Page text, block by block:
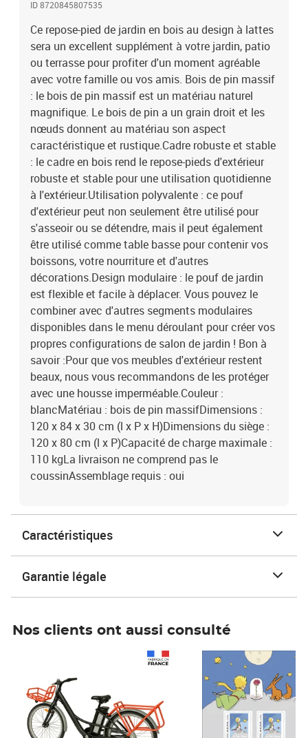
créer vos propres configurations de salon de jardin ! Bon à savoir
:Pour que vos meubles d'extérieur restent beaux, nous vous
recommandons de les protéger avec une housse
imperméable.Couleur : blancMatériau : bois de pin
massifDimensions : 120 x 84 x 30 cm (l x P x H)Dimensions du
siège : 120 x 80 cm (l x P)Capacité de charge maximale : 110 kgLa
livraison ne comprend pas le coussinAssemblage requis : oui
ID 8720845807535
Ce repose-pied de jardin en bois au design à lattes
sera un excellent supplément à votre jardin, patio
ou terrasse pour profiter d'un moment agréable
avec votre famille ou vos amis. Bois de pin massif
: le bois de pin massif est un matériau naturel
magnifique. Le bois de pin a un grain droit et les
nœuds donnent au matériau son aspect
caractéristique et rustique.Cadre robuste et stable
: le cadre en bois rend le repose-pieds d'extérieur
robuste et stable pour une utilisation quotidienne
à l'extérieur.Utilisation polyvalente : ce pouf
d'extérieur peut non seulement être utilisé pour
s'asseoir ou se détendre, mais il peut également
être utilisé comme table basse pour contenir vos
boissons, votre nourriture et d'autres
décorations.Design modulaire : le pouf de jardin
est flexible et facile à déplacer. Vous pouvez le
combiner avec d'autres segments modulaires
disponibles dans le menu déroulant pour créer vos
propres configurations de salon de jardin ! Bon à
savoir :Pour que vos meubles d'extérieur restent
beaux, nous vous recommandons de les protéger
avec une housse imperméable.Couleur :
blancMatériau : bois de pin massifDimensions :
120 x 84 x 30 cm (l x P x H)Dimensions du siège :
120 x 80 cm (l x P)Capacité de charge maximale :
110 kgLa livraison ne comprend pas le
coussinAssemblage requis : oui
Caractéristiques
Garantie légale
Nos clients ont aussi consulté
Prix 7,50€